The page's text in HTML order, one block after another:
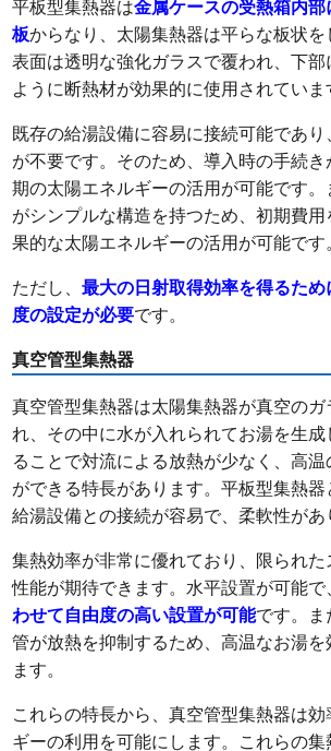
平板型集熱器は金属ケースの受熱箱内
板からなり、太陽集熱器は平らな板状
表面は透明な強化ガラスで覆われ、下部
ように断熱材が効果的に使用されていま
既存の給湯設備に容易に接続可能であ
が不要です。そのため、導入時の手続
期の太陽エネルギーの活用が可能です。
がシンプルな構造を持つため、初期費
果的な太陽エネルギーの活用が可能です
ただし、最大の日射取得効率を得るため
度の設定が必要です。
真空管型集熱器
真空管型集熱器は太陽集熱器が真空のガ
れ、その中に水が入れられてお湯を生
ることで対流による放熱が少なく、高温
ができる特長があります。平板型集熱
給湯設備との接続が容易で、柔軟性があ
集熱効率が非常に優れており、限られた
性能が期待できます。水平設置が可能で
わせて自由度の高い設置が可能です。ま
管が放熱を抑制するため、高温なお湯を
ます。
これらの特長から、真空管型集熱器は
ギーの利用を可能にします。これらの